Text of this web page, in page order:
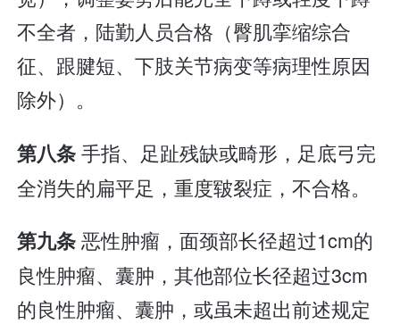
不全者，陆勤人员合格（臀肌挛缩综合
征、跟腱短、下肢关节病变等病理性原因
除外）。
第八条手指、足趾残缺或畸形，足底弓完
全消失的扁平足，重度皲裂症，不合格。
第九条恶性肿瘤，面颈部长径超过1cm的
良性肿瘤、囊肿，其他部位长径超过3cm
的良性肿瘤、囊肿，或虽未超出前述规定